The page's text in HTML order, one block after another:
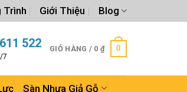
Trình Giới Thiệu Blog
522
7
GIỎ HÀNG / 0 ₫ 0
Sàn Nhựa Giả Gỗ